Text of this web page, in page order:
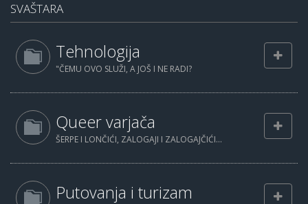
SVAŠTARA
Tehnologija
"ČEMU OVO SLUŽI, A JOŠ I NE RADI?
Queer varjača
ŠERPE I LONČIĆI, ZALOGAJI I ZALOGAJČIĆI...
Putovanja i turizam